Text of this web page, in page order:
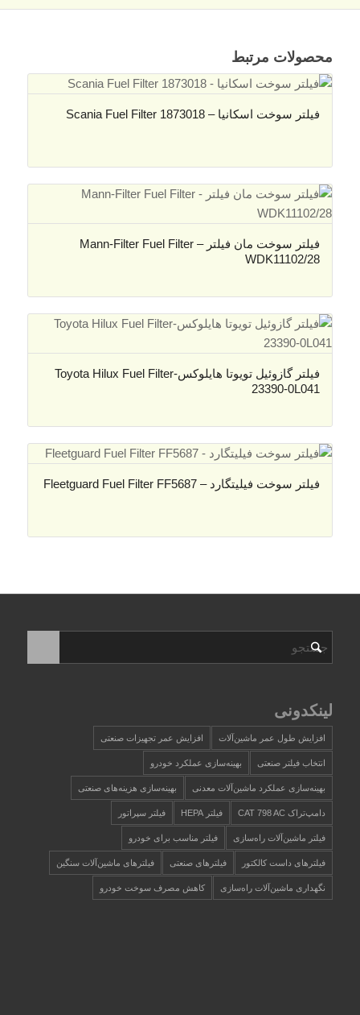
محصولات مرتبط
فیلتر سوخت اسکانیا – Scania Fuel Filter 1873018
فیلتر سوخت مان فیلتر – Mann-Filter Fuel Filter
WDK11102/28
فیلتر گازوئیل تویوتا هایلوکس-Toyota Hilux Fuel Filter
23390-0L041
فیلتر سوخت فیلیتگارد – Fleetguard Fuel Filter FF5687
لینکدونی
افزایش طول عمر ماشین‌آلات افزایش عمر تجهیزات صنعتی
انتخاب فیلتر صنعتی بهینه‌سازی عملکرد خودرو
بهینه‌سازی عملکرد ماشین‌آلات معدنی بهینه‌سازی هزینه‌های صنعتی
دامپ‌تراک CAT 798 AC فیلتر HEPA فیلتر سپراتور
فیلتر ماشین‌آلات راه‌سازی فیلتر مناسب برای خودرو
فیلترهای داست کالکتور فیلترهای صنعتی فیلترهای ماشین‌آلات سنگین
نگهداری ماشین‌آلات راه‌سازی کاهش مصرف سوخت خودرو